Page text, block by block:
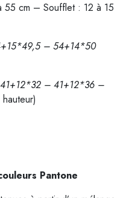
55 cm – Soufflet : 12 à 15
– 54+14*50
41+12*32 – 41+12*36 –
Pantone